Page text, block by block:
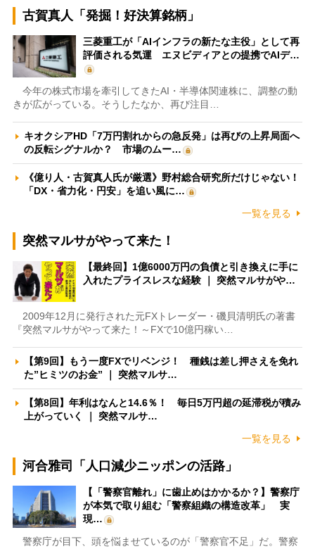
古賀真人「発掘！好決算銘柄」
三菱重工が「AIインフラの新たな主役」として再
評価される気運 エヌビディアとの提携でAIデ…
今年の株式市場を牽引してきたAI・半導体関連株に、調整の動
きが広がっている。そうしたなか、再び注目…
キオクシアHD「7万円割れからの急反発」は再びの上昇局面へ
の反転シグナルか？ 市場のムー…
《億り人・古賀真人氏が厳選》野村総合研究所だけじゃない！
「DX・省力化・円安」を追い風に…
一覧を見る
突然マルサがやって来た！
【最終回】1億6000万円の負債と引き換えに手に
入れたプライスレスな経験 ｜ 突然マルサがや…
2009年12月に発行された元FXトレーダー・磯貝清明氏の著書
『突然マルサがやって来た！～FXで10億円稼い…
【第9回】もう一度FXでリベンジ！ 種銭は差し押さえを免れ
た”ヒミツのお金” ｜ 突然マルサ…
【第8回】年利はなんと14.6％！ 毎日5万円超の延滞税が積み
上がっていく ｜ 突然マルサ…
一覧を見る
河合雅司「人口減少ニッポンの活路」
【「警察官離れ」に歯止めはかかるか？】警察庁
が本気で取り組む「警察組織の構造改革」 実
現…
警察庁が目下、頭を悩ませているのが「警察官不足」だ。警察